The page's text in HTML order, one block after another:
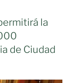
la
de Ciudad